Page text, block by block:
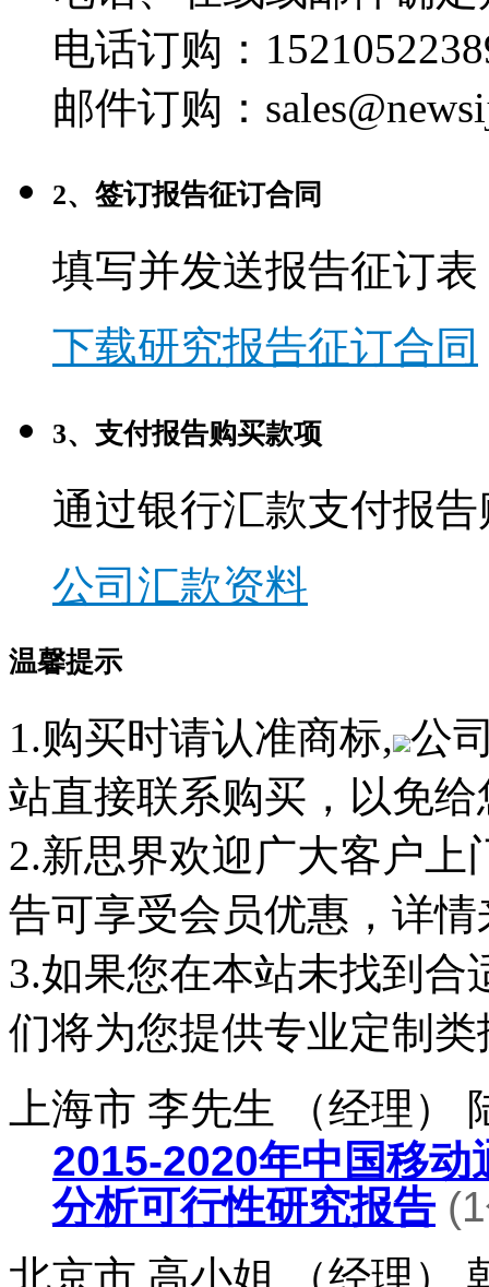
电话订购：
邮件订购：
2、签订报告征订合同
填写并发送报告征订表
下载研究报告征订合同
3、支付报告购买款项
通过银行汇款支付报
公司汇款资料
温馨提示
1.购买时请认准商标, 公
站直接联系购买，以免
2.新思界欢迎广大客户
告可享受会员优惠，详
3.如果您在本站未找到
们将为您提供专业定制类
上海市 李先生 （经理）
2015-2020年中国移
分析可行性研究报告(1
北京市 高小姐 （经理）